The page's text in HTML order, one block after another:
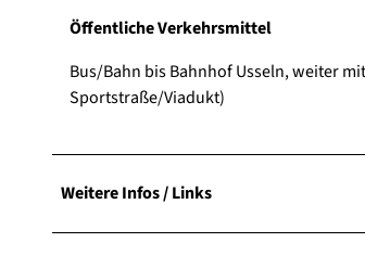
Öffentliche Verkehrsmittel
Bus/Bahn bis Bahnhof Usseln, weiter
Sportstraße/Viadukt)
Weitere Infos / Links